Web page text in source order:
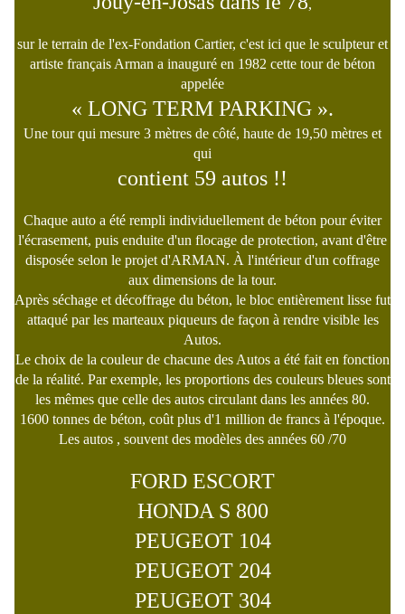
,
sur le terrain de l'ex-Fondation Cartier, c'est ici que le sculpteur et
artiste français Arman a inauguré en 1982 cette tour de béton
appelée
« LONG TERM PARKING ».
Une tour qui mesure 3 mètres de côté, haute de 19,50 mètres et
qui
contient 59 autos !!
Chaque auto a été rempli individuellement de béton pour éviter
l'écrasement, puis enduite d'un flocage de protection, avant d'être
disposée selon le projet d'ARMAN. À l'intérieur d'un coffrage
aux dimensions de la tour.
Après séchage et décoffrage du béton, le bloc entièrement lisse fut
attaqué par les marteaux piqueurs de façon à rendre visible les
Autos.
Le choix de la couleur de chacune des Autos a été fait en fonction
de la réalité. Par exemple, les proportions des couleurs bleues sont
les mêmes que celle des autos circulant dans les années 80.
1600 tonnes de béton, coût plus d'1 million de francs à l'époque.
Les autos , souvent des modèles des années 60 /70
FORD ESCORT
HONDA S 800
PEUGEOT 104
PEUGEOT 204
PEUGEOT 304